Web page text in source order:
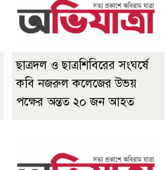
ছাত্রদল ও ছাত্রশিবিরের সংঘর্ষে
কবি নজরুল কলেজের উভয়
পক্ষের অন্তত ২০ জন আহত